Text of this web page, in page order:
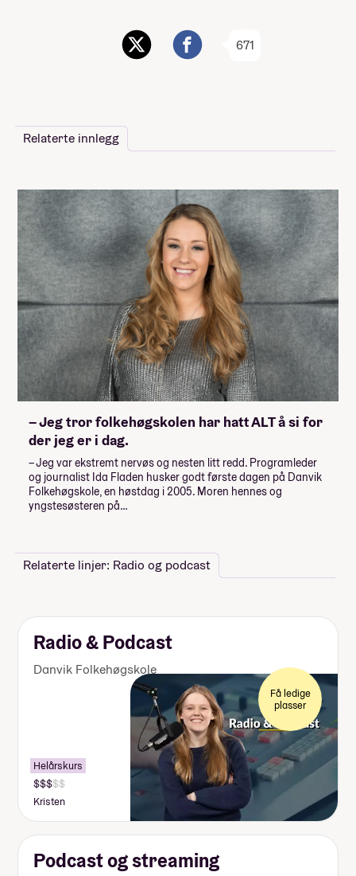
671
Relaterte innlegg
– Jeg tror folkehøgskolen har hatt ALT å si for
der jeg er i dag.
– Jeg var ekstremt nervøs og nesten litt redd. Programleder
og journalist Ida Fladen husker godt første dagen på Danvik
Folkehøgskole, en høstdag i 2005. Moren hennes og
yngstesøsteren på…
Relaterte linjer: Radio og podcast
Radio & Podcast
Danvik Folkehøgskole
Få ledige
plasser
Helårskurs
Kristen
Podcast og streaming